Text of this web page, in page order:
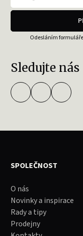
Odesláním
Sledujte nás
SPOLEČNOST
O nás
Novinky a inspirace
Rady a tipy
Prodejny